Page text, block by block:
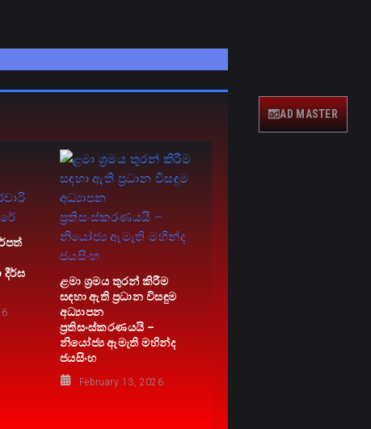
දීර්ඝ
ළමා ශ්‍රමය තුරන් කිරීම
සඳහා ඇති ප්‍රධාන විසඳුම
අධ්‍යාපන
ප්‍රතිසංස්කරණයයි –
නියෝජ්‍ය ඇමැති මහින්ද
ජයසිංහ
February 13, 2026
AD MASTER